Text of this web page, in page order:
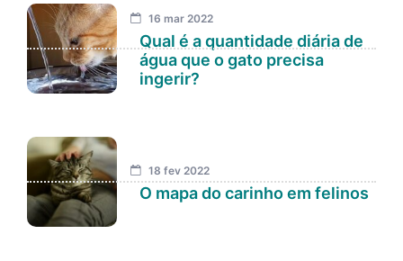
16 mar 2022
Qual é a quantidade diária de
água que o gato precisa
ingerir?
18 fev 2022
O mapa do carinho em felinos